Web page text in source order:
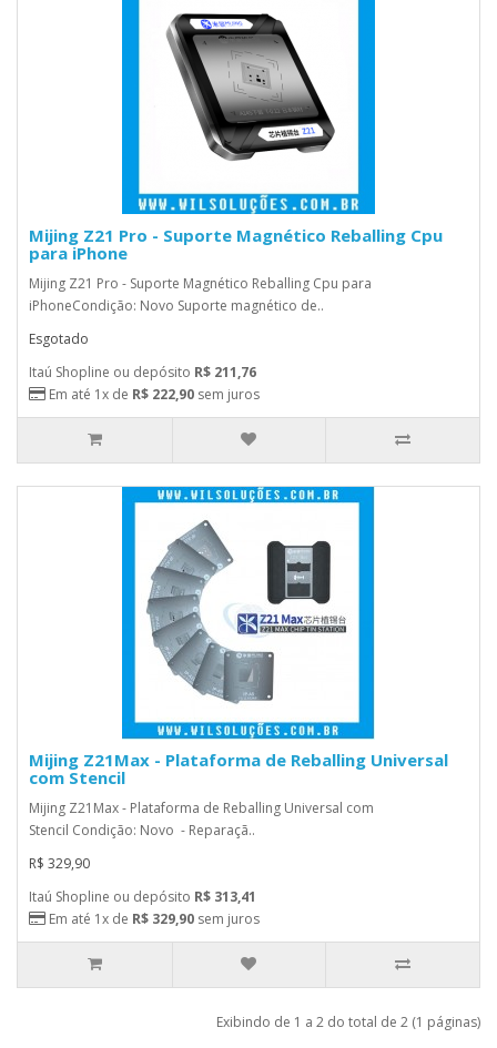
Mijing Z21 Pro - Suporte Magnético Reballing Cpu
para iPhone
Mijing Z21 Pro - Suporte Magnético Reballing Cpu para
iPhoneCondição: Novo Suporte magnético de..
Esgotado
Itaú Shopline ou depósito R$ 211,76
Em até 1x de R$ 222,90 sem juros
Mijing Z21Max - Plataforma de Reballing Universal
com Stencil
Mijing Z21Max - Plataforma de Reballing Universal com
Stencil Condição: Novo - Reparaçã..
R$ 329,90
Itaú Shopline ou depósito R$ 313,41
Em até 1x de R$ 329,90 sem juros
Exibindo de 1 a 2 do total de 2 (1 páginas)